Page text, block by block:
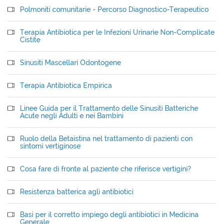
Polmoniti comunitarie - Percorso Diagnostico-Terapeutico
Terapia Antibiotica per le Infezioni Urinarie Non-Complicate
Cistite
Sinusiti Mascellari Odontogene
Terapia Antibiotica Empirica
Linee Guida per il Trattamento delle Sinusiti Batteriche
Acute negli Adulti e nei Bambini
Ruolo della Betaistina nel trattamento di pazienti con
sintomi vertiginose
Cosa fare di fronte al paziente che riferisce vertigini?
Resistenza batterica agli antibiotici
Basi per il corretto impiego degli antibiotici in Medicina
Generale